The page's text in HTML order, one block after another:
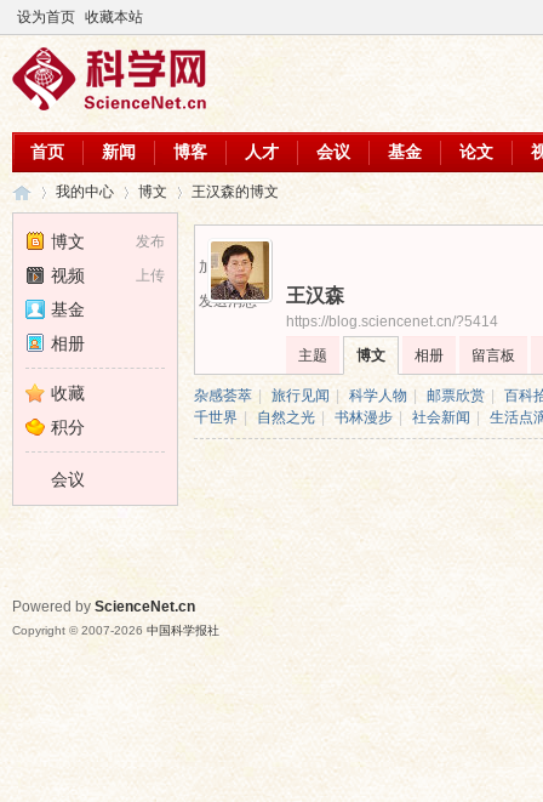
设为首页 收藏本站
首页 新闻 博客 人才 会议 基金 论文
›
我的中心 博文 王汉森的博文
加为好友
发送消息
王汉森
https://blog.sciencenet.cn/?5414
主题
博文 相册 留言板
杂感荟萃 旅行见闻 科学人物 邮票欣赏
百科
千世界
自然之光 书林漫步 社会新闻 生活点
发布
博文
上传
视频
基金
相册
收藏
积分
会议
Powered by ScienceNet.cn
Copyright © 2007-2026 中国科学报社